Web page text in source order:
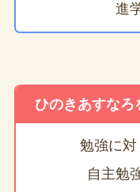
進
ひのきあすなろ
勉強に対
自主勉